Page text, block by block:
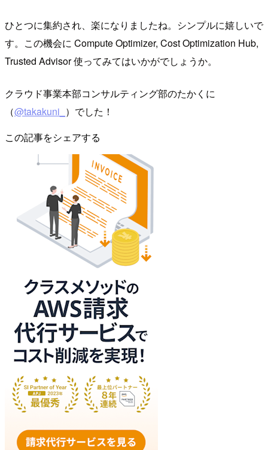
ひとつに集約され、楽になりましたね。シンプルに嬉しいで
す。この機会に Compute Optimizer, Cost Optimization Hub,
Trusted Advisor 使ってみてはいかがでしょうか。
クラウド事業本部コンサルティング部のたかくに
（@takakuni_ ）でした！
この記事をシェアする